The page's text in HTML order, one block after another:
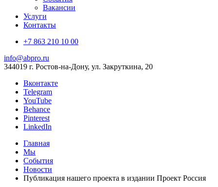
Вакансии
Услуги
Контакты
+7 863 210 10 00
info@abpro.ru
344019 г. Ростов-на-Дону, ул. Закруткина, 20
Вконтакте
Telegram
YouTube
Behance
Pinterest
LinkedIn
Главная
Мы
События
Новости
Публикация нашего проекта в издании Проект Россия